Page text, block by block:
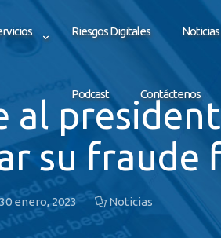
Riesgos Digitales
Podcast Contáctenos
al
su fraude
30 enero, 2023 Noticias